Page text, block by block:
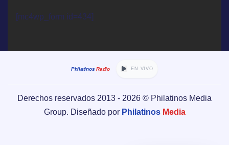
[mc4wp_form id=434]
Philatinos Radio EN VIVO
Derechos reservados 2013 - 2026 © Philatinos Media
Group. Diseñado por Philatinos Media